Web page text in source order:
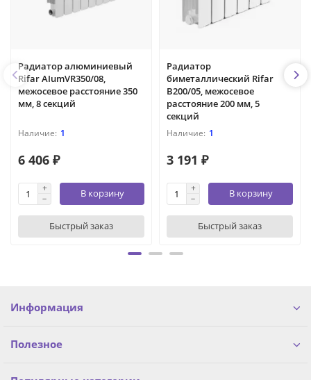
Радиатор алюминиевый
Rifar AIumVR350/08,
межосевое расстояние 350
мм, 8 секций
1
6 406 ₽
В корзину
Быстрый заказ
Радиатор
биметаллический Rifar
B200/05, межосевое
расстояние 200 мм, 5
секций
1
3 191 ₽
В корзину
Быстрый заказ
Информация
Полезное